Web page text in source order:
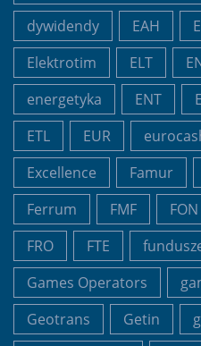
dywidendy
EAH
Elektrotim
ELT
energetyka
ENT
ETL
EUR
Excellence
Famur
Ferrum
FMF FON
FRO
FTE
Games Operators
Geotrans
Getin